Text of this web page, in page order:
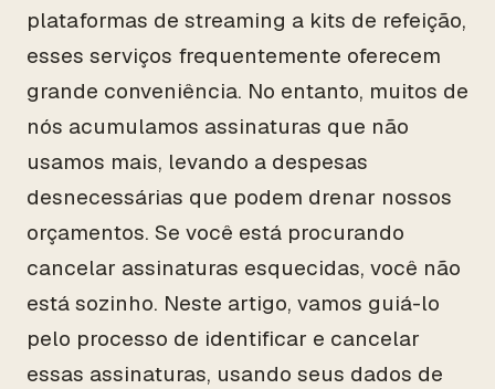
plataformas de streaming a kits de refeição,
esses serviços frequentemente oferecem
grande conveniência. No entanto, muitos de
nós acumulamos assinaturas que não
usamos mais, levando a despesas
desnecessárias que podem drenar nossos
orçamentos. Se você está procurando
cancelar assinaturas esquecidas, você não
está sozinho. Neste artigo, vamos guiá-lo
pelo processo de identificar e cancelar
essas assinaturas, usando seus dados de